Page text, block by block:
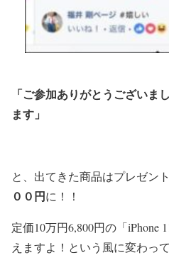
「ご参加ありがとうございま
ます」
と、出てきた商品はプレゼン
００円に！！
定価10万円6,800円の「iPhone
えますよ！という風に変わって